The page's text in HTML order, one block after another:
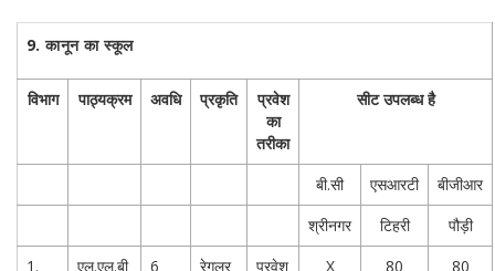
9. कानून का स्कूल
विभाग पाठ्यक्रम अवधि प्रकृति
प्रवेश
का
तरीका
सीट उपलब्ध है
बी.सी एसआरटी
बीजीआर
श्रीनगर
टिहरी
पौड़ी
1.
एल.एल.बी 6 रेगुलर प्रवेश X 80 80